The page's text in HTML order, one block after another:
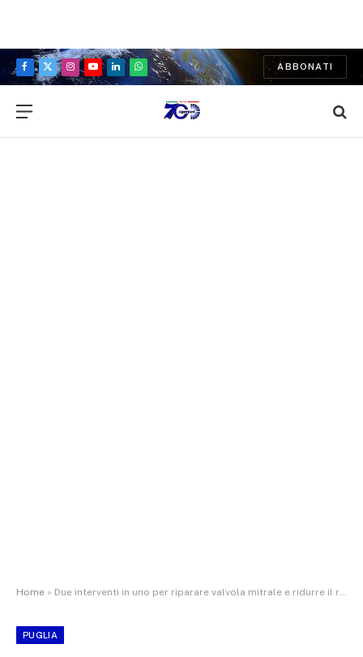
Facebook
X
Instagram
YouTubeLinkedInWhatsApp
ABBONATI
Home » Due interventi in uno per riparare valvola mitrale e ridurre il rischio di ictus: rara procedura mininvasiva sul cuore di un paziente inoperabile
PUGLIA